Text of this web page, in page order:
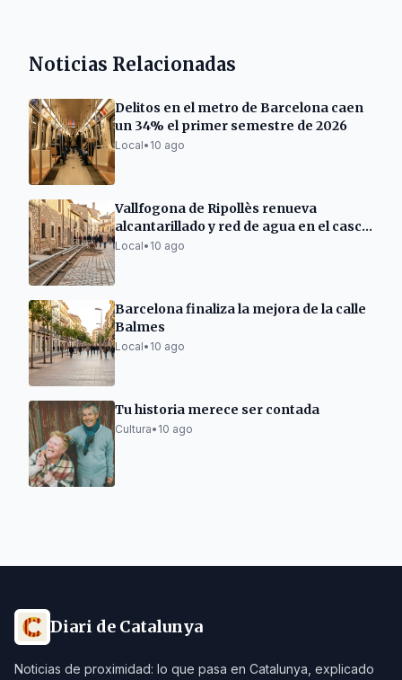
Noticias Relacionadas
Delitos en el metro de Barcelona caen
un 34% el primer semestre de 2026
Local• 10 ago
Vallfogona de Ripollès renueva
alcantarillado y red de agua en el casco
medieval
Local• 10 ago
Barcelona finaliza la mejora de la calle
Balmes
Local• 10 ago
Tu historia merece ser contada
Cultura• 10 ago
Diari de Catalunya
Noticias de proximidad: lo que pasa en Catalunya, explicado